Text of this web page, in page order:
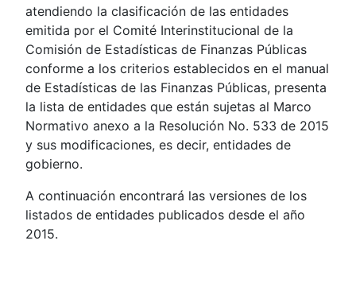
atendiendo la clasificación de las entidades
emitida por el Comité Interinstitucional de la
Comisión de Estadísticas de Finanzas Públicas
conforme a los criterios establecidos en el manual
de Estadísticas de las Finanzas Públicas, presenta
la lista de entidades que están sujetas al Marco
Normativo anexo a la Resolución No. 533 de 2015
y sus modificaciones, es decir, entidades de
gobierno.
A continuación encontrará las versiones de los
listados de entidades publicados desde el año
2015.